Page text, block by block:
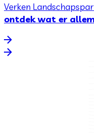
Verken
ontdek wat er